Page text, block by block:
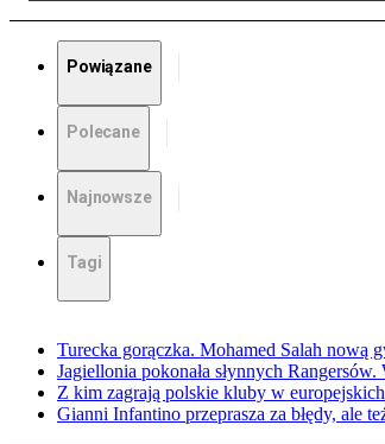
Powiązane
Polecane
Najnowsze
Tagi
Turecka gorączka. Mohamed Salah nową
Jagiellonia pokonała słynnych
Z kim zagrają polskie kluby w
Gianni Infantino przeprasza za błędy, ale